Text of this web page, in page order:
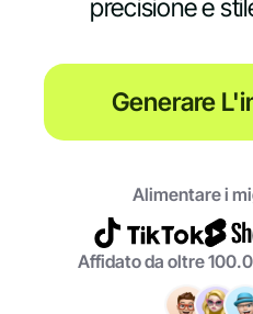
precisione e
Generare
Alimentare i
Affidato da oltre